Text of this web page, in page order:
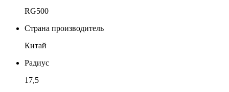
RG500
Страна производитель
Китай
Радиус
17,5